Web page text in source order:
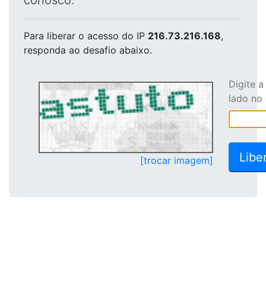
Para liberar o acesso do IP 216.73.216.168,
responda ao desafio abaixo.
[trocar imagem]
Digite
lado no